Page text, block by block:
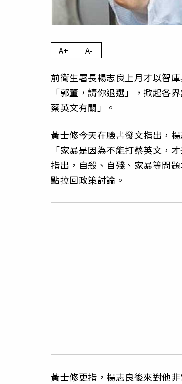
A+ A-
前衛生署長楊志良上月才以智
「郭董，請你退選」，掀起各
蔡英文有關」。
黃士修今天在臉書發文指出，
「家暴是因為不能打蔡英文，
指出，自殺、自殘、家暴等問
點拉回政策討論。
黃士修更指，楊志良後來對他